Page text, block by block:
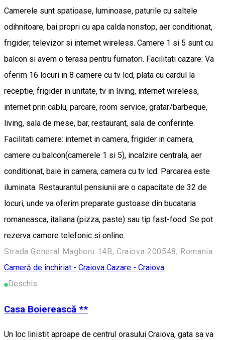
Camerele sunt spatioase, luminoase, paturile cu saltele
odihnitoare, bai propri cu apa calda nonstop, aer conditionat,
frigider, televizor si internet wireless. Camere 1 si 5 sunt cu
balcon si avem o terasa pentru fumatori. Facilitati cazare: Va
oferim 16 locuri in 8 camere cu tv lcd, plata cu cardul la
receptie, frigider in unitate, tv in living, internet wireless,
internet prin cablu, parcare, room service, gratar/barbeque,
living, sala de mese, bar, restaurant, sala de conferinte.
Facilitati camere: internet in camera, frigider in camera,
camere cu balcon(camerele 1 si 5), incalzire centrala, aer
conditionat, baie in camera, camera cu tv lcd. Parcarea este
iluminata. Restaurantul pensiunii are o capacitate de 32 de
locuri, unde va oferim preparate gustoase din bucataria
romaneasca, italiana (pizza, paste) sau tip fast-food. Se pot
rezerva camere telefonic si online.
Strada General Magheru 14B, Craiova 200548, Romania
Cameră de închiriat - Craiova Cazare - Craiova
Deschis
Casa Boierească **
Un loc linistit aproape de centrul orasului Craiova, gata sa va